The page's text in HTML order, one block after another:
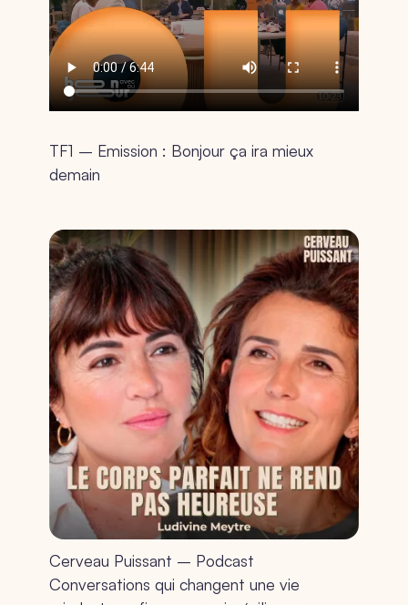
TF1 – Emission : Bonjour ça ira mieux
demain
Cerveau Puissant – Podcast
Conversations qui changent une vie